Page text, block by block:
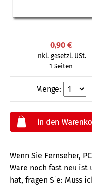
0,90 €
inkl. gesetzl. USt.
1 Seiten
Menge:
Wenn Sie Fernseher,
Ware noch fast neu ist
hat, fragen Sie: Muss